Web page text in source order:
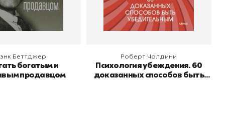
Беттджер
богатым и
продавцом
В корзину
Роберт Чалдини
Психология убеждения. 60
доказанных способов быть